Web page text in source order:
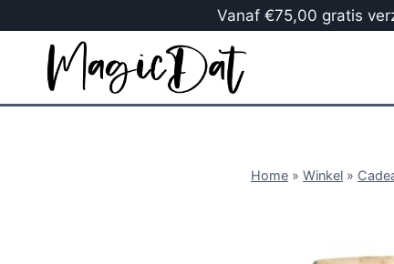
Vanaf €75,00 gratis
Home » Winkel »